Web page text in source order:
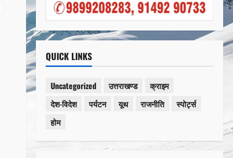
QUICK LINKS
Uncategorized उत्तराखण्ड
क्राइम
देश-विदेश
पर्यटन यूथ राजनीति
स्पोर्ट्स
होम